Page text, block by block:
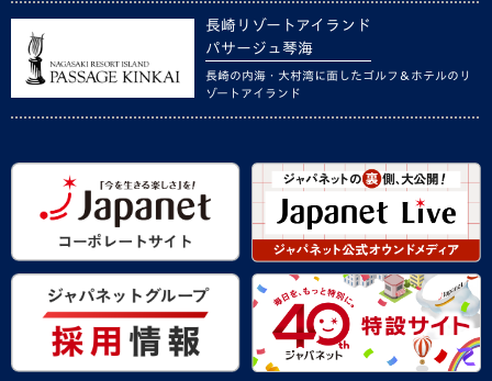
長崎リゾートアイランド
パサージュ琴海
長崎の内海・大村湾に面したゴルフ＆ホテルのリ
ゾートアイランド